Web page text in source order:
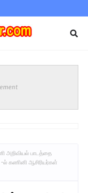
அறிவியல் பாடத்தை
-ல் கணினி ஆசிரியர்கள்